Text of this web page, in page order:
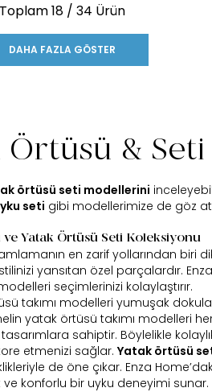
Toplam18/ 34 Ürün
DAHA FAZLA GÖSTER
Örtüsü & Seti
örtüsü seti modellerini
seti gibi modellerimize de göz
ve Yatak Örtüsü Seti Koleksiyonu
en zarif yollarından biri
yansıtan özel parçalardır.
seçimlerinizi kolaylaştırır.
takımı modelleri yumuşak
yatak örtüsü takımı modelleri
sahiptir. Böylelikle
etmenizi sağlar.Yatak örtüsü
de öne çıkar. Enza
konforlu bir uyku deneyimi sunar.